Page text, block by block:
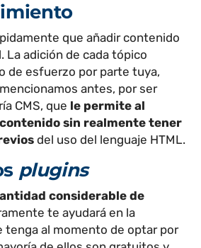
que añadir contenido
La adición de cada tópico
de esfuerzo por parte tuya,
antes, por ser
CMS, que le permite al
sin realmente tener
del uso del lenguaje HTML.
plugins
considerable de
te ayudará en la
tenga al momento de optar por